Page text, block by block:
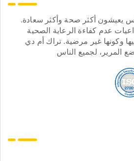
يعيشون أكثر صحة وأكثر سعادة.
عدم كفاءة الرعاية الصحية
وكونها غير مرضية. تراك أم دي
المرير، لجميع الناس